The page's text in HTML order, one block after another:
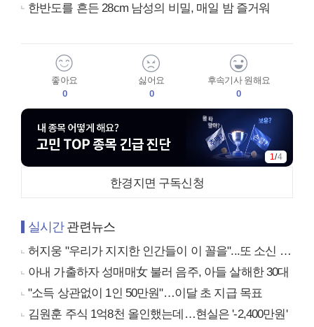
한반도를 흔든 28cm 남성의 비밀, 매일 밤 즐거워
좋아요
0
싫어요
0
후속기사 원해요
0
1/4
한경지면 구독신청
실시간관련뉴스
허지웅 "우리가 지지한 인간들이 이 꼴을"...또 소신 발언
아내 가출하자 성매매女 불러 음주, 아들 살해한 30대
"소득 상관없이 1인 50만원"…이달 초 지급 목표
김원훈 주식 1억8천 올인했는데…현실은 '-2,400만원'